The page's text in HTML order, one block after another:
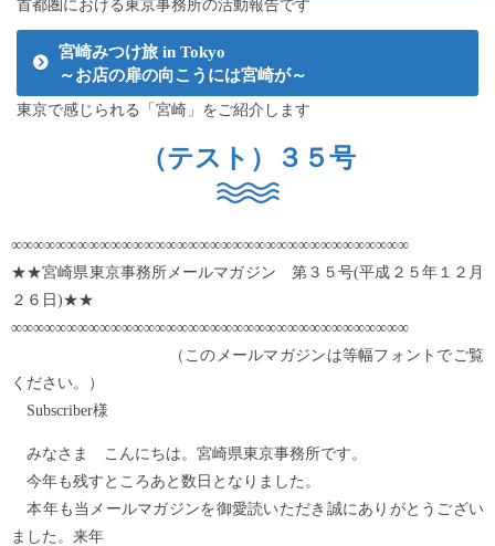
首都圏における東京事務所の活動報告です
宮崎みつけ旅 in Tokyo
～お店の扉の向こうには宮崎が～
東京で感じられる「宮崎」をご紹介します
（テスト）３５号
∞∞∞∞∞∞∞∞∞∞∞∞∞∞∞∞∞∞∞∞∞∞∞∞∞∞∞∞∞∞∞∞∞∞∞∞
★★宮崎県東京事務所メールマガジン 第３５号(平成２５年１２月
２６日)★★
∞∞∞∞∞∞∞∞∞∞∞∞∞∞∞∞∞∞∞∞∞∞∞∞∞∞∞∞∞∞∞∞∞∞∞∞
（このメールマガジンは等幅フォントでご覧
ください。）
Subscriber様
みなさま こんにちは。宮崎県東京事務所です。
今年も残すところあと数日となりました。
本年も当メールマガジンを御愛読いただき誠にありがとうござい
ました。来年